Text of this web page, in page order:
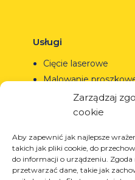
Zarządzaj
cookie
Aby zapewnić jak najlepsze
takich jak pliki cookie, do
do informacji o urządzeniu.
przetwarzać dane, takie jak
Usługi
Cięcie laserowe
Malowanie
Spawanie
© Copyright 2023.All Rights